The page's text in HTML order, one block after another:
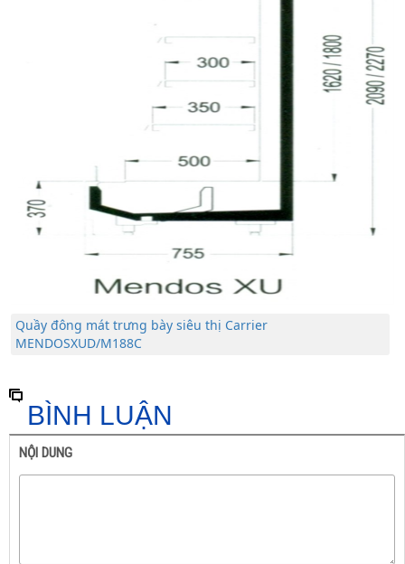
Quầy đông mát trưng bày siêu thị Carrier
MENDOSXUD/M188C
BÌNH LUẬN
NỘI DUNG